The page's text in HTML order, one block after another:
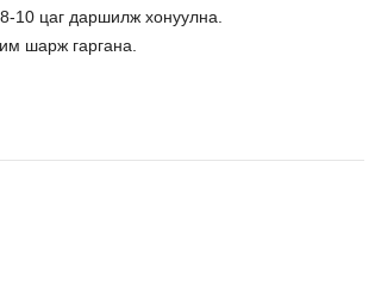
10 цаг даршилж хонуулна.
шарж гаргана.